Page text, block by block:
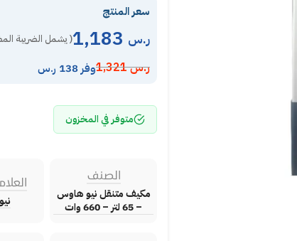
سعر المنتج
ر.س ( يشمل الضريبة
ر.س1,321 وفر 138 ر.س
متوفر في المخزون
الصنف
مكيف متنقل نيو هاوس
– 65 لتر – 660 وات